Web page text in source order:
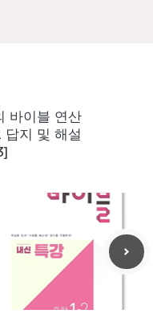
바이블 연산
지 및 해설